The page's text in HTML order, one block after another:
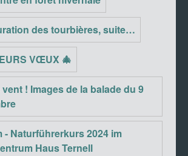
des tourbières, suite…
VŒUX 🎄
! Images de la balade du 9
- Naturführerkurs 2024 im
Haus Ternell